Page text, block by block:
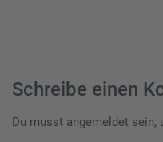
Schreibe einen
Du musst angemeldet sein,